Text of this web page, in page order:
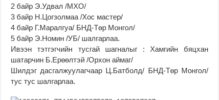
2 байр Э.Удвал /МХО/
3 байр Н.Цогзолмаа /Хос мастер/
4 байр Г.Маралгуа/ БНД-Төр Монгол/
5 байр Э.Номин /УБ/ шалгарлаа.
Ивээн тэтгэгчийн тусгай шагналыг : Хамгийн бяцхан
шатарчин Б.Ерөөлтэй /Орхон аймаг/
Шилдэг дасгалжуулагчаар Ц.Батболд/ БНД-Төр Монгол/
тус тус шалгарлаа.